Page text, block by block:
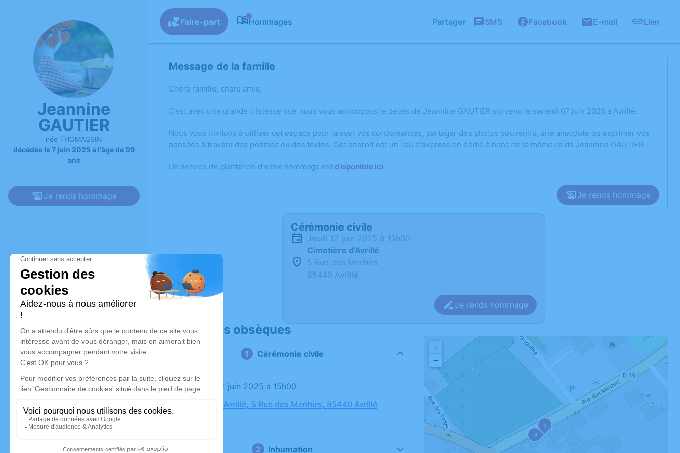
Jeannine
GAUTIER
née THOMASSIN
décédée le 7 juin 2025 à l'âge de 99
ans
Je rends hommage
Faire-part Hommages Partager SMS Facebook E-mail Lien
Message de la famille
Chère famille, chers amis,
C’est avec une grande tristesse que nous vous annonçons le décès de Jeannine GAUTIER survenu le samedi 07 juin 2025 à Avrillé.
Nous vous invitons à utiliser cet espace pour laisser vos condoléances, partager des photos souvenirs, une anecdote ou exprimer vos
pensées à travers des poèmes ou des textes. Cet endroit est un lieu d'expression dédié à honorer la mémoire de Jeannine GAUTIER.
Un service de plantation d’arbre hommage est disponible ici.
Je rends hommage
Cérémonie civile
jeudi 12 juin 2025 à 15h00
Cimetière d'Avrillé
5 Rue des Menhirs
85440 Avrillé
Je rends hommage
Déroulé des obsèques
Cérémonie civile
Le jeudi 12 juin 2025 à 15h00
Cimetière Avrillé, 5 Rue des Menhirs, 85440 Avrillé
Inhumation
1
2
−